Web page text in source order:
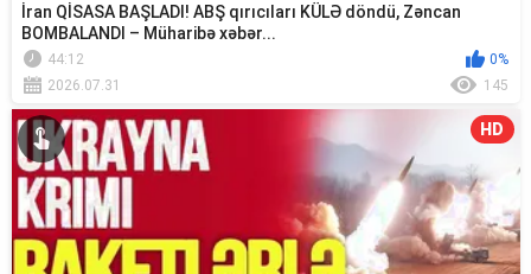
İran QİSASA BAŞLADI! ABŞ qırıcıları KÜLƏ döndü, Zəncan
BOMBALANDI – Müharibə xəbər...
44:12
0%
2026.07.31
145
HD